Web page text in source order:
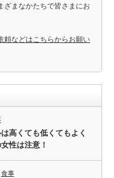
ざまなかたちで皆さまにお
頼などはこちらからお願い
高くても低くてもよく
性は注意！
食事